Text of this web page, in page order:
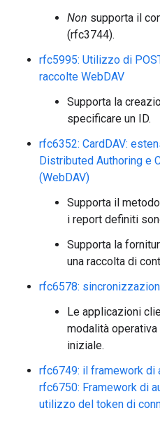
Non supporta il
(rfc3744).
rfc5995: Utilizzo di
raccolte WebDAV
Supporta la
specificare un ID.
rfc6352: CardDAV:
Distributed Authoring e
(WebDAV)
Supporta il
i report definiti
Supporta la
una raccolta di
rfc6578:
Le applicazioni
modalità
iniziale.
rfc6749: il framework di
rfc6750: Framework di
utilizzo del token di